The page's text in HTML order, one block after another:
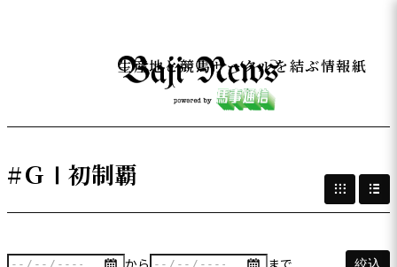
生産地と競馬サークルを結ぶ情報紙
#ＧⅠ初制覇
絞込